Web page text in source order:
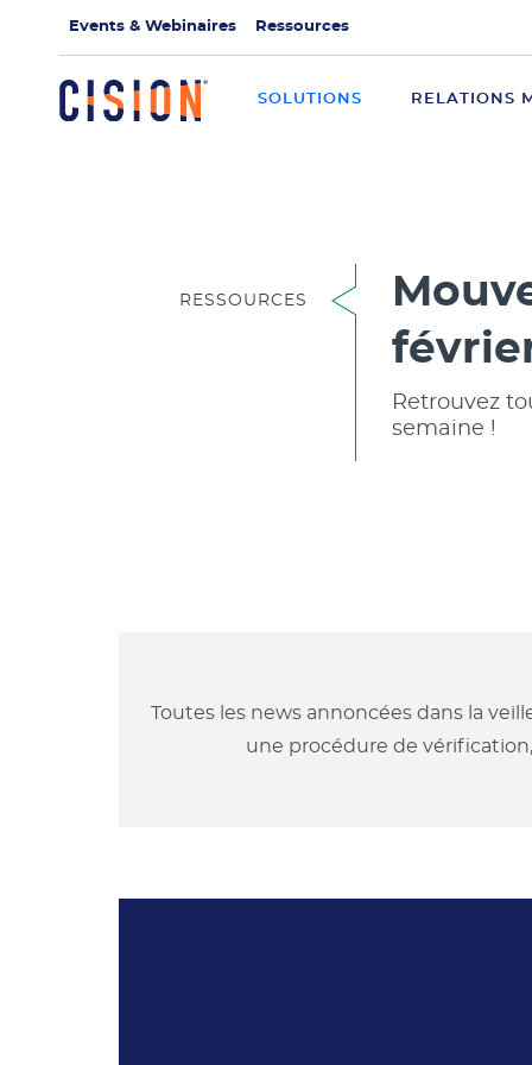
Events & Webinaires Ressources
SOLUTIONS RELATIONS
RESSOURCES
Retrouvez
semaine !
Toutes les news annoncées dans la
une procédure de